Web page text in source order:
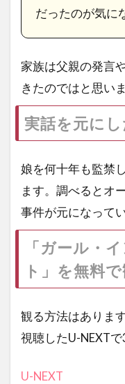
だったのが気に
家族は父親の発言
きたのではと思い
実話を元に
娘を何十年も監禁
ます。調べるとオ
事件が元になって
「ガール・
ト」を無料
観る方法はありま
視聴したU-NEXT
U-NEXT